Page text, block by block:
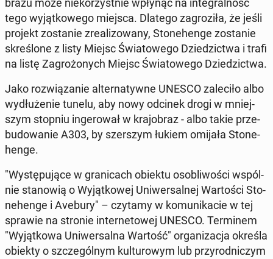
bra­zu może nie­ko­rzyst­nie wpłynąć na in­te­gral­ność
tego wy­jąt­ko­we­go miejsca. Dlatego za­gro­zi­ła, że jeśli
projekt zo­sta­nie zre­ali­zo­wa­ny, Sto­ne­hen­ge zo­sta­nie
skre­ślo­ne z listy Miejsc Świa­to­we­go Dzie­dzic­twa i trafi
na listę Za­gro­żo­nych Miejsc Świa­to­we­go Dzie­dzic­twa.
Jako roz­wią­za­nie al­ter­na­tyw­ne UNESCO za­le­ci­ło albo
wy­dłu­że­nie tunelu, aby nowy odcinek drogi w mniej­
szym stopniu in­ge­ro­wał w kra­jo­braz - albo takie prze­
bu­do­wa­nie A303, by szer­szym łukiem omijała Sto­ne­
hen­ge.
"Wy­stę­pu­ją­ce w gra­ni­cach obiektu oso­bli­wo­ści wspól­
nie sta­no­wią o Wy­jąt­ko­wej Uni­wer­sal­nej War­to­ści Sto­
ne­hen­ge i Avebury" – czytamy w ko­mu­ni­ka­cie w tej
sprawie na stronie in­ter­ne­to­wej UNESCO. Ter­mi­nem
"Wy­jąt­ko­wa Uni­wer­sal­na Wartość" or­ga­ni­za­cja określa
obiekty o szcze­gól­nym kul­tu­ro­wym lub przy­rod­ni­czym